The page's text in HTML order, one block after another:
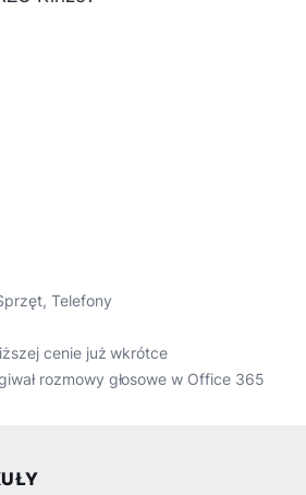
, Telefony
cenie już wkrótce
rozmowy głosowe w Office 365